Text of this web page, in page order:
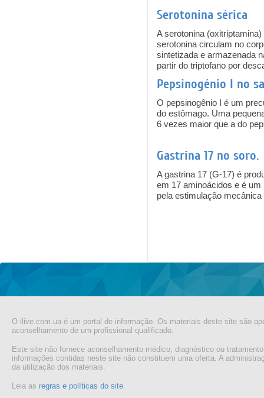
Serotonina sérica
A serotonina
serotonina circulam no
sintetizada e armazenada
partir do triptofano por
Pepsinogénio I no
O pepsinogênio I é um
do estômago. Uma
6 vezes maior que a do
Gastrina 17 no soro.
A gastrina 17 (G-17) é
em 17 aminoácidos e é um
pela estimulação
O ilive.com.ua é um portal de informação. Os materiais deste site são
aconselhamento de um profissional qualificado.
Este site não fornece aconselhamento médico, diagnóstico ou
informações contidas neste site não constituem uma oferta. A
da utilização dos materiais.
Leia as regras e políticas do site